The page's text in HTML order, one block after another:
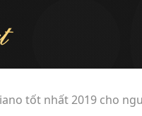
tốt nhất 2019 cho